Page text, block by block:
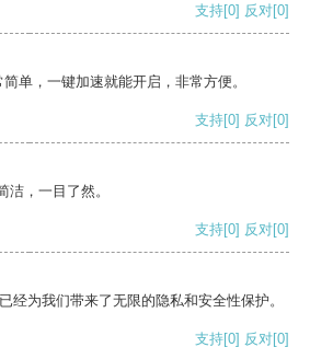
支持[0] 反对[0]
单，一键加速就能开启，非常方便。
支持[0] 反对[0]
洁，一目了然。
支持[0] 反对[0]
经为我们带来了无限的隐私和安全性保护。
支持[0] 反对[0]